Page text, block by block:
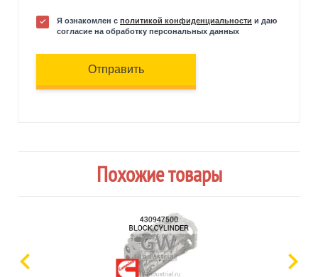
Я ознакомлен с политикой конфиденциальности и даю
согласие на обработку персональных данных
Отправить
Похожие товары